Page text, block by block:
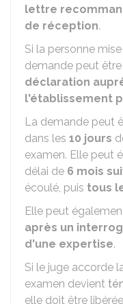
lettre
de réception.
Si la personne
demande peut
déclaration
l'établissement
La demande peut
dans les 10 jours
examen. Elle peut
délai de 6 mois
écoulé, puis tous
Elle peut
après un
d'une expertise.
Si le juge accorde
examen devient
elle doit être